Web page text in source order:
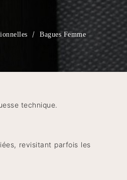
Bagues Femme
technique.
revisitant parfois les